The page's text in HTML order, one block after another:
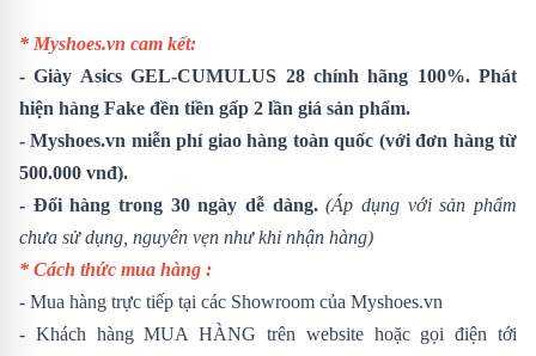
* Myshoes.vn cam kết:
-Giày Asics GEL-CUMULUS 28chính hãng 100%. Phát
hiện hàng Fake đền tiền gấp 2 lần giá sản phẩm.
- Myshoes.vn miễn phí giao hàng toàn quốc (với đơn hàng từ
500.000 vnđ).
- Đổi hàng trong 30 ngày dễ dàng.(Áp dụng với sản phẩm
chưa sử dụng, nguyên vẹn như khi nhận hàng)
* Cách thức mua hàng :
- Mua hàng trực tiếp tại các Showroom của Myshoes.vn
- Khách hàng MUA HÀNG trên website hoặc gọi điện tới